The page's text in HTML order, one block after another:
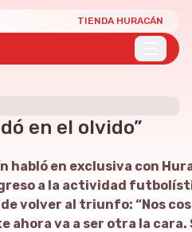
TIENDA HURACÁN
en el olvido”
habló en exclusiva con
a la actividad
volver al triunfo: “Nos
ahora va a ser otra la cara.